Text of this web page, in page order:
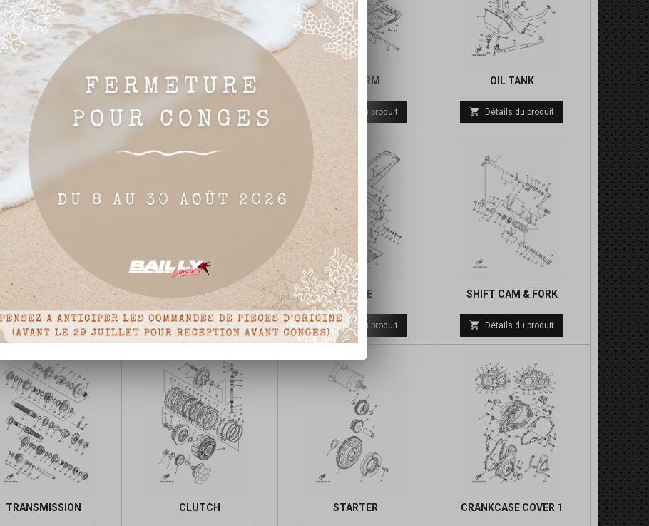
STEERING
Détails du produit
REAR SUSPENSION
 Détails du produit
REAR ARM
Prix
 Détails du produit
OIL TANK
Prix
de
 Détails du produit
REAR FENDER
 Détails du produit
FRONT FENDER
 Détails du produit
FRAME
Prix
de
base
 Détails du produit
SHIFT CAM & FORK
Prix
de
 Détails du produit
TRANSMISSION CLUTCH STARTER CRANKCASE COVER 1